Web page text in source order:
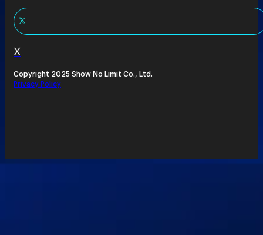
X
Copyright 2025 Show No Limit Co., Ltd.
Privacy Policy